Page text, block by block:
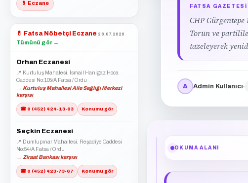
💊 Eczane
💊 Fatsa Nöbetçi Eczane 28.07.2026
Tümünü gör →
Orhan Eczanesi
📍 Kurtuluş Mahalesi, İsmail Hanigaz Hoca
Caddesi No:105/A Fatsa / Ordu
→ Kurtuluş Mahallesi Aile Sağlığı Merkezi
karşısı
☎ 0 (452) 424-13-03 Konumu gör
Seçkin Eczanesi
📍 Dumlupınar Mahallesi, Reşadiye Caddesi
No:54/A Fatsa / Ordu
→ Ziraat Bankası karşısı
☎ 0 (452) 423-73-67 Konumu gör
FATSA GAZETESI
CHP
Torun ve
tazeleyerek
A Admin Kullanıcı
OKUMA ALANI